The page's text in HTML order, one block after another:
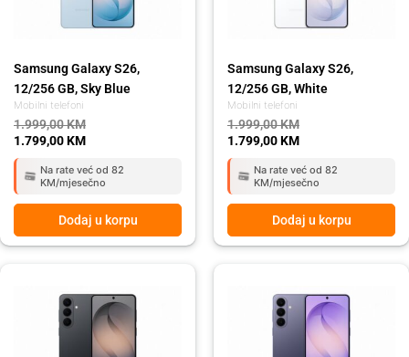
Mobilni telefoni
Samsung Galaxy S26,
12/256 GB, Sky Blue
1.999,00KM
1.799,00KM
Na rate već od 82
KM/mjesečno
Dodaj u korpu
Mobilni telefoni
Samsung Galaxy S26,
12/256 GB, White
1.999,00KM
1.799,00KM
Na rate već od 82
KM/mjesečno
Dodaj u korpu
2.479,00 KM.
2.199,00 KM.
2.479,00 KM.
2.199,00 KM.